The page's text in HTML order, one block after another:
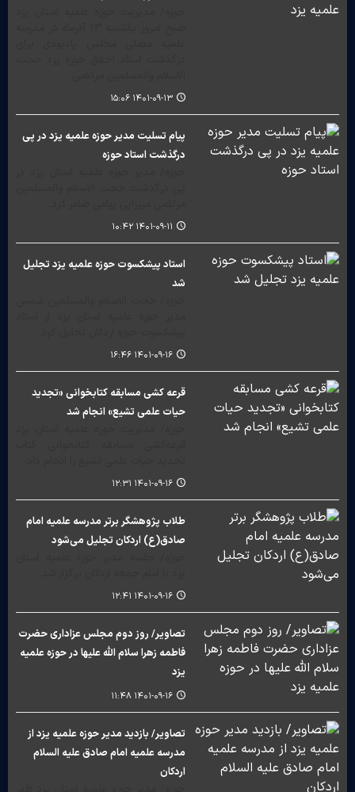
۱۴۰۱-۰۹-۱۳ ۱۵:۰۶
پیام تسلیت مدیر حوزه علمیه یزد در پی
درگذشت استاد حوزه
۱۴۰۱-۰۹-۱۱ ۱۰:۴۲
استاد پیشکسوت حوزه علمیه یزد تجلیل
شد
۱۴۰۱-۰۹-۱۶ ۱۶:۴۶
قرعه کشی مسابقه کتابخوانی «تجدید
حیات علمی تشیع» انجام شد
۱۴۰۱-۰۹-۱۶ ۱۲:۳۱
طلاب پژوهشگر برتر مدرسه علمیه امام
صادق(ع) اردکان تجلیل می‌شود
۱۴۰۱-۰۹-۱۶ ۱۲:۴۱
تصاویر/ روز دوم مجلس عزاداری حضرت
فاطمه زهرا سلام الله علیها در حوزه علمیه
یزد
۱۴۰۱-۰۹-۱۶ ۱۱:۴۸
تصاویر/ بازدید مدیر حوزه علمیه یزد از
مدرسه علمیه امام صادق علیه السلام
اردکان